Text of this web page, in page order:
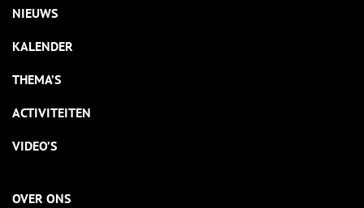
NIEUWS
KALENDER
THEMA’S
ACTIVITEITEN
VIDEO’S
OVER ONS